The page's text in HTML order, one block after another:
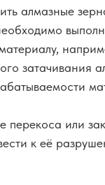
алмазные
затачивания
перекоса или
к её